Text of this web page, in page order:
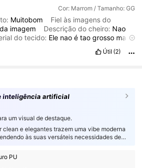
Cor: Marrom / Tamanho: GG
Muitobom
Fiel às imagens do
da imagem Descrição do cheiro: Nao
do tecido: Ele naoétaogrosso mas
Útil (2)
inteligência artificial
um visual de destaque.
clean e elegantes trazem uma vibe moderna
às suas versáteis necessidades de
PU